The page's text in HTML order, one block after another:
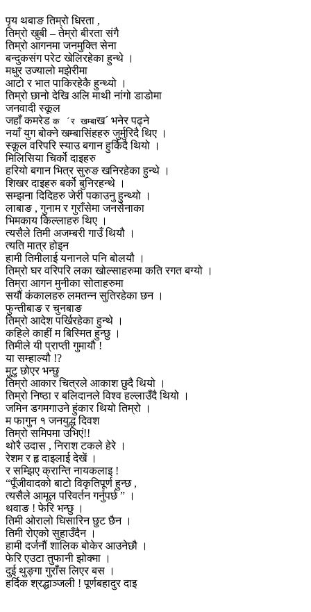
पृय थबाङ तिम्रो धिरता ,
तिम्रो खुबी – तेम्रो बीरता संगै
तिम्रो आगनमा जनमुक्ति सेना
बन्दुकसंग परेट खेलिरहेका हुन्थे ।
मधुर उज्यालो मझेरीमा
आटो र भात पाकिरहेकै हुन्थ्यो ।
तिम्रो छानो देखि अलि माथी नांगो डाडोमा
जनवादी स्कूल
जहाँ कमरेडक ´र खम्बाख´ भनेर पढ्ने
नयाँ युग बोक्ने खम्बासिंहहरु जुर्मुरिदै थिए ।
स्कूल वरिपरि स्याउ बगान हुर्किदै थियो ।
मिलिसिया चिर्को दाइहरु
हरियो बगान भित्र सुरुङ खनिरहेका हुन्थे ।
शिखर दाइहरु बर्को बुनिरहन्थे ।
सम्झना दिदिहरु जेरी पकाउनु हुन्थ्यो ।
लाबाङ , गुनाम र गुराँसेमा जनसेनाका
भिमकाय किल्लाहरु थिए ।
त्यसैले तिमी अजम्बरी गाउँ थियौ ।
त्यति मात्र होइन
हामी तिमीलाई यनानले पनि बोलयौ ।
तिम्रो घर वरिपरि लका खोल्साहरुमा कति रगत बग्यो ।
तिम्रा आगन मुनीका सोताहरुमा
सयौं कंकालहरु लमतन्न सुतिरहेका छन ।
फुन्तीबाङ र चुनबाङ
तिम्रो आदेश पर्खिरहेका हुन्थे ।
कहिले काहीं म बिस्मित हुन्छु ।
तिमीले यी प्राप्ती गुमायौ !
या सम्हाल्यौ !?
मुटु छोएर भन्छु
तिम्रो आकार चित्रले आकाश छुदै थियो ।
तिम्रो निष्ठा र बलिदानले विश्व हल्लाउँदै थियो ।
जमिन डगमगाउने हुंकार थियो तिम्रो ।
म फागुन १ जनयुद्ध दिवश
तिम्रो समिपमा उभिएं!!
थोरै उदास , निराश टकले हेरे ।
रेशम र हृ दाइलाई देखें ।
र सम्झिए क्रान्ति नायकलाइ !
“पूँजीवादको बाटो विकृतिपूर्ण हुन्छ ,
त्यसैले आमूल परिवर्तन गर्नुपर्छ ” ।
थवाङ ! फेरि भन्छु ।
तिमी ओरालो घिसारिन छुट छैन ।
तिमी रोएको सुहाउँदैन ।
हामी दर्जनौं शालिक बोकेर आउनेछौ ।
फेरि एउटा तुफानी झोक्मा ।
दुई थुङ्गा गुराँस लिएर बस ।
हर्दिक श्रद्धाञ्जली ! पूर्णबहादुर दाइ